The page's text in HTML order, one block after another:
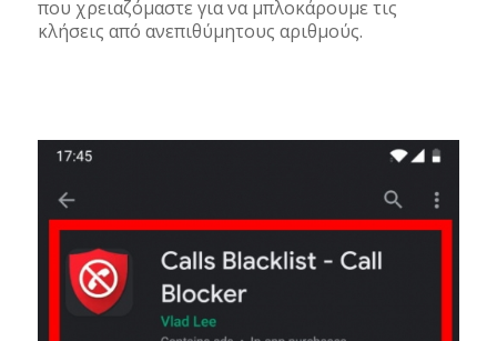
που χρειαζόμαστε για να μπλοκάρουμε τις
κλήσεις από ανεπιθύμητους αριθμούς.